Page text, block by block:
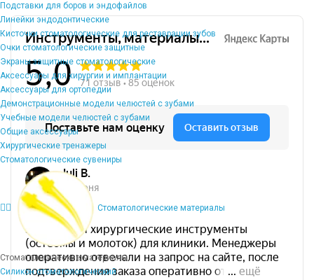
Подставки для боров и эндофайлов
Линейки эндодонтические
Кисточки стоматологические для реставрации зубов
Очки стоматологические защитные
Экраны защитные стоматологические
Аксессуары для хирургии и имплантации
Аксессуары для ортопедии
Демонстрационные модели челюстей с зубами
Учебные модели челюстей с зубами
Общие аксессуары
Хирургические тренажеры
Стоматологические сувениры
Стоматологические материалы
Стоматологические материалы
Силикон стоматологический